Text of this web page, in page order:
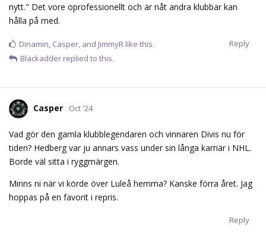
nytt." Det vore oprofessionellt och är nåt andra klubbar kan
hålla på med.
Reply
Dinamin, Casper, and JimmyR like this.
Blackadder replied to this.
Casper Oct '24
Vad gör den gamla klubblegendaren och vinnaren Divis nu för
tiden? Hedberg var ju annars vass under sin långa karriär i NHL.
Borde väl sitta i ryggmärgen.
Minns ni när vi körde över Luleå hemma? Kanske förra året. Jag
hoppas på en favorit i repris.
Reply